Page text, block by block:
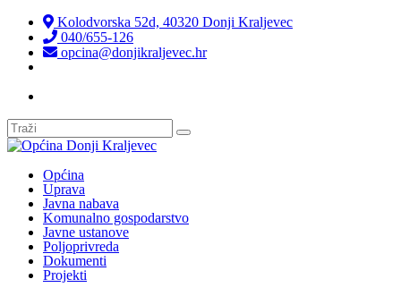
Kolodvorska 52d, 40320 Donji Kraljevec
040/655-126
opcina@donjikraljevec.hr
Općina
Uprava
Javna nabava
Komunalno gospodarstvo
Javne ustanove
Poljoprivreda
Dokumenti
Projekti